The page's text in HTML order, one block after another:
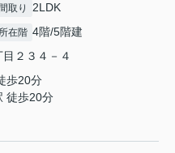
間取り 2LDK
所在階 4階/5階建
目２３４－４
歩20分
徒歩20分